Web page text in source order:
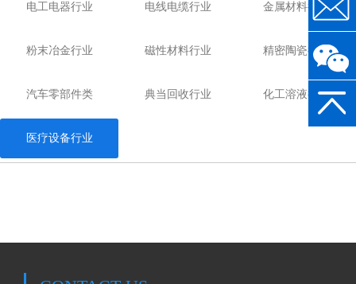
电工电器行业 电线电缆行业 金属材料行业
粉末冶金行业 磁性材料行业 精密陶瓷行业
汽车零部件类 典当回收行业 化工溶液行业
医疗设备行业